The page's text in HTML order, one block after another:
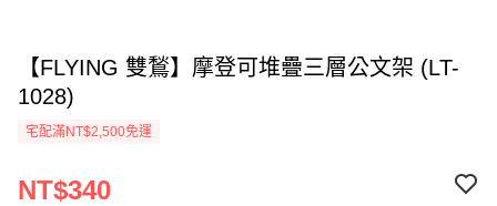
【FLYING 雙鶖】摩登可堆疊三層公文架 (LT-
1028)
宅配滿NT$2,500免運
NT$340